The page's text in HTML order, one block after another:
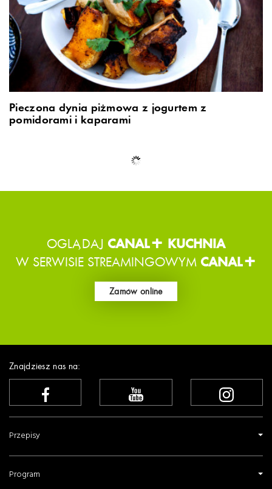
Pieczona dynia piżmowa z jogurtem z
pomidorami i kaparami
OGLĄDAJ CANAL+ KUCHNIA
W SERWISIE STREAMINGOWYM CANAL+
Zamów online
Znajdziesz nas na:
Przepisy
Program